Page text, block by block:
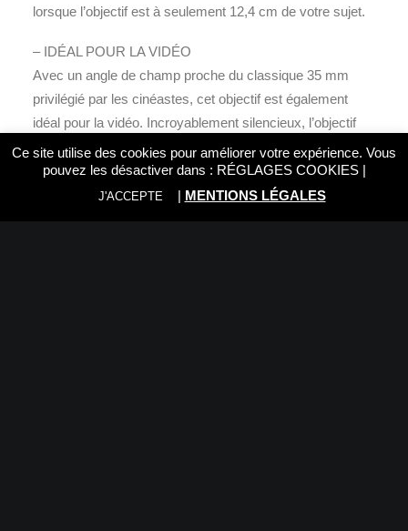
lorsque l’objectif est à seulement 12,4 cm de votre sujet.
– IDÉAL POUR LA VIDÉO
Avec un angle de champ proche du classique 35 mm
privilégié par les cinéastes, cet objectif est également
idéal pour la vidéo. Incroyablement silencieux, l’objectif
élimine aussi le focus breathing.
Ce site utilise des cookies pour améliorer votre expérience. Vous
pouvez les désactiver dans : RÉGLAGES COOKIES|
J'ACCEPTE | MENTIONS LÉGALES